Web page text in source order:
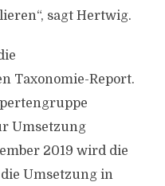
sagt Hertwig.
Taxonomie-Report.
Umsetzung
2019 wird die
Umsetzung in